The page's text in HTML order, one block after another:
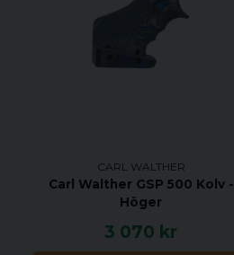
CARL WALTHER
Carl Walther GSP 500 Kolv -
Höger
3 070 kr